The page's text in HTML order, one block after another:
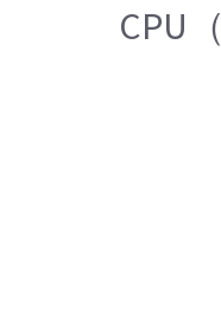
CPU